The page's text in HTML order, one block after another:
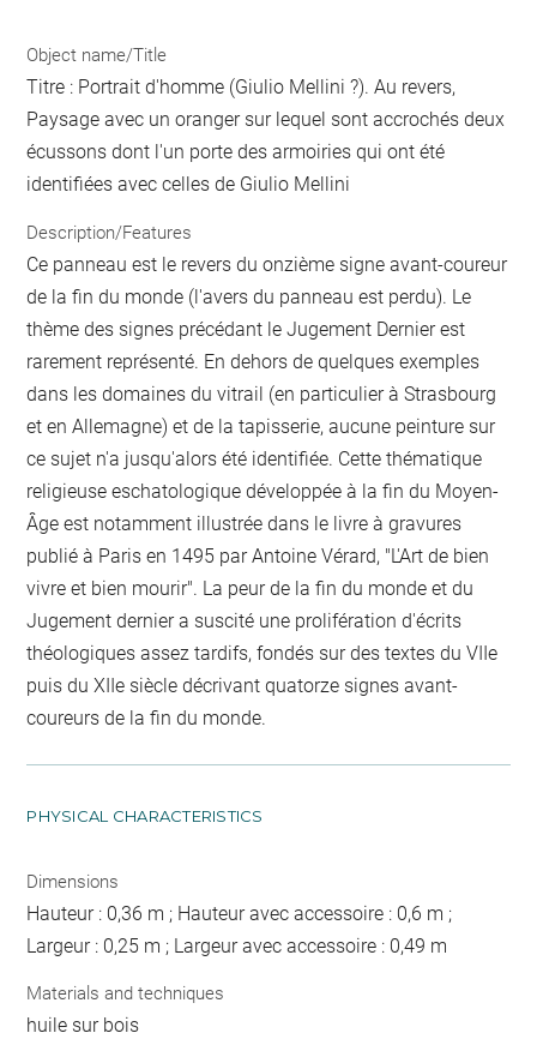
Object name/Title
Titre : Portrait d'homme (Giulio Mellini ?). Au revers,
Paysage avec un oranger sur lequel sont accrochés deux
écussons dont l'un porte des armoiries qui ont été
identifiées avec celles de Giulio Mellini
Description/Features
Ce panneau est le revers du onzième signe avant-coureur
de la fin du monde (l'avers du panneau est perdu). Le
thème des signes précédant le Jugement Dernier est
rarement représenté. En dehors de quelques exemples
dans les domaines du vitrail (en particulier à Strasbourg
et en Allemagne) et de la tapisserie, aucune peinture sur
ce sujet n'a jusqu'alors été identifiée. Cette thématique
religieuse eschatologique développée à la fin du Moyen-
Âge est notamment illustrée dans le livre à gravures
publié à Paris en 1495 par Antoine Vérard, "L'Art de bien
vivre et bien mourir". La peur de la fin du monde et du
Jugement dernier a suscité une prolifération d'écrits
théologiques assez tardifs, fondés sur des textes du VIIe
puis du XIIe siècle décrivant quatorze signes avant-
coureurs de la fin du monde.
PHYSICAL CHARACTERISTICS
Dimensions
Hauteur : 0,36 m ; Hauteur avec accessoire : 0,6 m ;
Largeur : 0,25 m ; Largeur avec accessoire : 0,49 m
Materials and techniques
huile sur bois